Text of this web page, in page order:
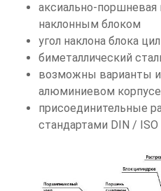
аксиально-
наклонным блоком
угол наклона блока
биметаллический
возможны варианты
алюминиевом корпусе
присоединительные
стандартами DIN / ISO